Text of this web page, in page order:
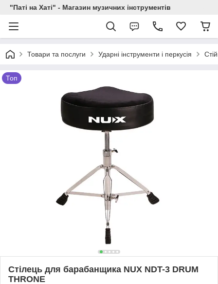
"Паті на Хаті" - Магазин музичних інструментів
Товари та послуги Ударні інструменти і перкусія
Топ
Стілець для барабанщика NUX NDT-3 DRUM
THRONE